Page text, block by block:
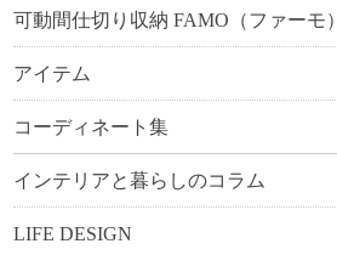
可動間仕切り収納 FAMO（ファーモ）
アイテム
コーディネート集
インテリアと暮らしのコラム
LIFE DESIGN